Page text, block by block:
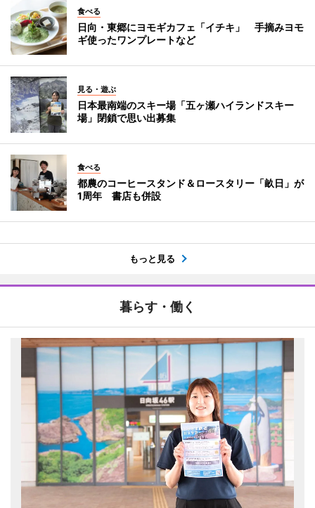
食べる
日向・東郷にヨモギカフェ「イチキ」 手摘みヨモ
ギ使ったワンプレートなど
見る・遊ぶ
日本最南端のスキー場「五ヶ瀬ハイランドスキー
場」閉鎖で思い出募集
食べる
都農のコーヒースタンド＆ロースタリー「畝日」が
1周年 書店も併設
もっと見る
暮らす・働く